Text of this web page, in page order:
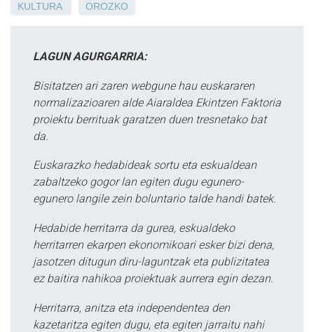
KULTURA OROZKO
LAGUN AGURGARRIA:
Bisitatzen ari zaren webgune hau euskararen
normalizazioaren alde Aiaraldea Ekintzen Faktoria
proiektu berrituak garatzen duen tresnetako bat
da.
Euskarazko hedabideak sortu eta eskualdean
zabaltzeko gogor lan egiten dugu egunero-
egunero langile zein boluntario talde handi batek.
Hedabide herritarra da gurea, eskualdeko
herritarren ekarpen ekonomikoari esker bizi dena,
jasotzen ditugun diru-laguntzak eta publizitatea
ez baitira nahikoa proiektuak aurrera egin dezan.
Herritarra, anitza eta independentea den
kazetaritza egiten dugu, eta egiten jarraitu nahi